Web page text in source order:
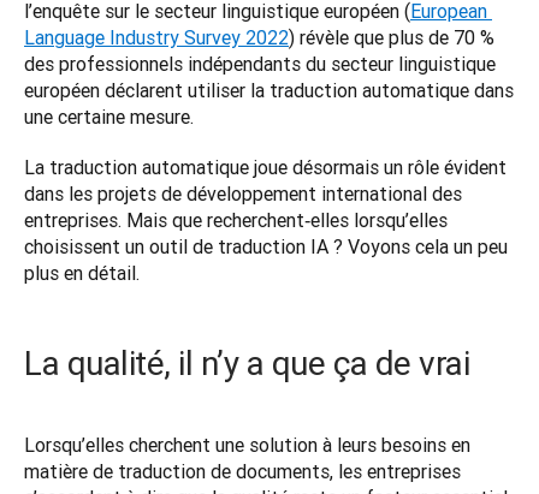
l’enquête sur le secteur linguistique européen (European
Language Industry Survey 2022) révèle que plus de 70 %
des professionnels indépendants du secteur linguistique
européen déclarent utiliser la traduction automatique dans
une certaine mesure.
La traduction automatique joue désormais un rôle évident
dans les projets de développement international des
entreprises. Mais que recherchent‑elles lorsqu’elles
choisissent un outil de traduction IA ? Voyons cela un peu
plus en détail.
La qualité, il n’y a que ça de vrai
Lorsqu’elles cherchent une solution à leurs besoins en
matière de traduction de documents, les entreprises